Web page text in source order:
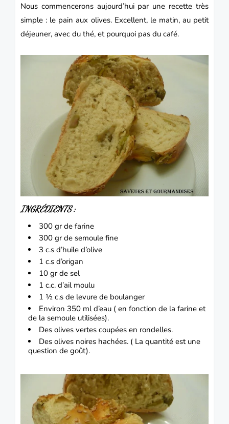
Nous commencerons aujourd’hui par une recette très
simple : le pain aux olives. Excellent, le matin, au petit
déjeuner, avec du thé, et pourquoi pas du café.
INGRÉDIENTS :
300 gr de farine
300 gr de semoule fine
3 c.s d’huile d’olive
1 c.s d’origan
10 gr de sel
1 c.c. d’ail moulu
1 ½ c.s de levure de boulanger
Environ 350 ml d’eau ( en fonction de la farine et
de la semoule utilisées).
Des olives vertes coupées en rondelles.
Des olives noires hachées. ( La quantité est une
question de goût).